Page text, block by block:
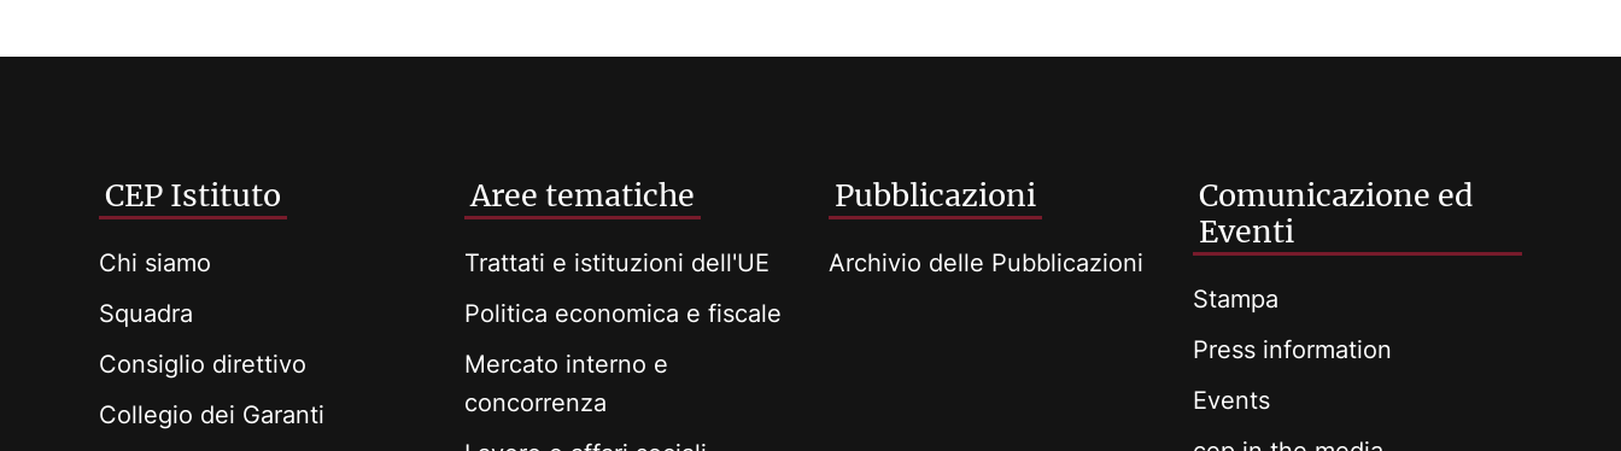
CEP Istituto
Chi siamo
Squadra
Consiglio direttivo
Collegio dei Garanti
Aree tematiche
Trattati e istituzioni dell'UE
Politica economica e fiscale
Mercato interno e
concorrenza
Pubblicazioni
Archivio delle Pubblicazioni
Comunicazione ed
Eventi
Stampa
Press information
Events